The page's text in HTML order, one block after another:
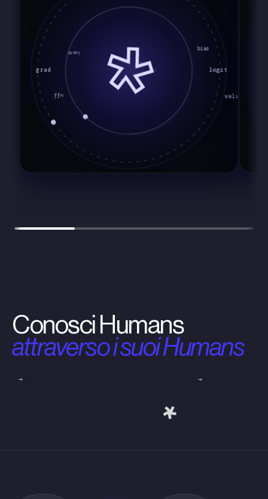
Conosci Humans
attraverso i suoi Humans
Pasquale
Tocca
→
Cristian
Tocca
→